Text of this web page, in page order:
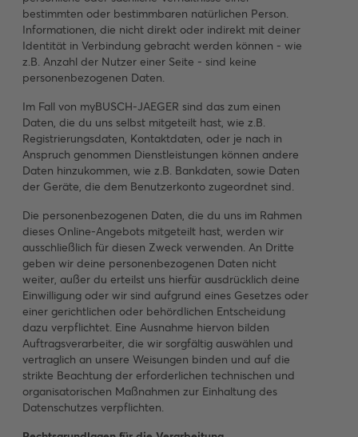
bestimmten oder bestimmbaren natürlichen Person.
Informationen, die nicht direkt oder indirekt mit deiner
Identität in Verbindung gebracht werden können - wie
z.B. Anzahl der Nutzer einer Seite - sind keine
personenbezogenen Daten.
Im Fall von myBUSCH-JAEGER sind das zum einen
Daten, die du uns selbst mitgeteilt hast, wie z.B.
Registrierungsdaten, Kontaktdaten, oder je nach in
Anspruch genommen Dienstleistungen können andere
Daten hinzukommen, wie z.B. Bankdaten, sowie Daten
der Geräte, die dem Benutzerkonto zugeordnet sind.
Die personenbezogenen Daten, die du uns im Rahmen
dieses Online-Angebots mitgeteilt hast, werden wir
ausschließlich für diesen Zweck verwenden. An Dritte
geben wir deine personenbezogenen Daten nicht
weiter, außer du erteilst uns hierfür ausdrücklich deine
Einwilligung oder wir sind aufgrund eines Gesetzes oder
einer gerichtlichen oder behördlichen Entscheidung
dazu verpflichtet. Eine Ausnahme hiervon bilden
Auftragsverarbeiter, die wir sorgfältig auswählen und
vertraglich an unsere Weisungen binden und auf die
strikte Beachtung der erforderlichen technischen und
organisatorischen Maßnahmen zur Einhaltung des
Datenschutzes verpflichten.